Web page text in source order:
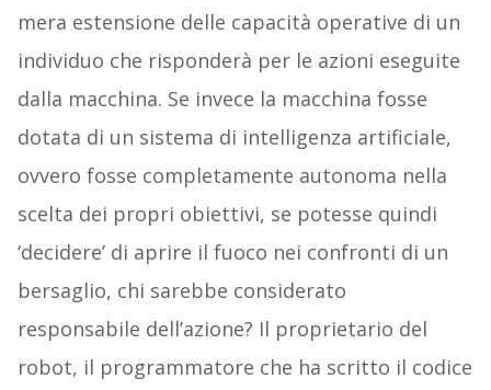
mera estensione delle capacità operative di un
individuo che risponderà per le azioni eseguite
dalla macchina. Se invece la macchina fosse
dotata di un sistema di intelligenza artificiale,
ovvero fosse completamente autonoma nella
scelta dei propri obiettivi, se potesse quindi
‘decidere’ di aprire il fuoco nei confronti di un
bersaglio, chi sarebbe considerato
responsabile dell’azione? Il proprietario del
robot, il programmatore che ha scritto il codice